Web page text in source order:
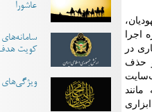
در
حذف
عاشورا
کویت هدف
ویژگی‌های